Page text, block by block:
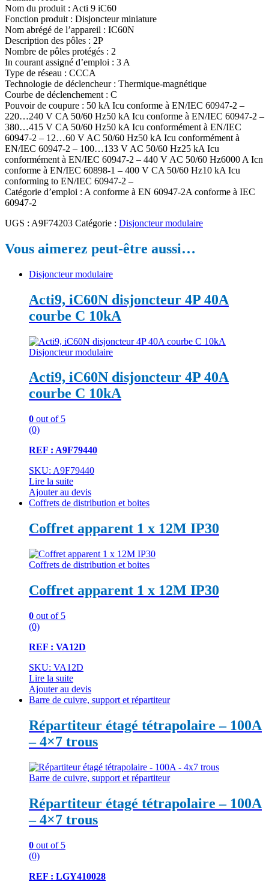
Nom du produit : Acti 9 iC60
Fonction produit : Disjoncteur miniature
Nom abrégé de l’appareil : IC60N
Description des pôles : 2P
Nombre de pôles protégés : 2
In courant assigné d’emploi : 3 A
Type de réseau : CCCA
Technologie de déclencheur : Thermique-magnétique
Courbe de déclenchement : C
Pouvoir de coupure : 50 kA Icu conforme à EN/IEC 60947-2 –
220…240 V CA 50/60 Hz50 kA Icu conforme à EN/IEC 60947-2 –
380…415 V CA 50/60 Hz50 kA Icu conformément à EN/IEC
60947-2 – 12…60 V AC 50/60 Hz50 kA Icu conformément à
EN/IEC 60947-2 – 100…133 V AC 50/60 Hz25 kA Icu
conformément à EN/IEC 60947-2 – 440 V AC 50/60 Hz6000 A Icn
conforme à EN/IEC 60898-1 – 400 V CA 50/60 Hz10 kA Icu
conforming to EN/IEC 60947-2 –
Catégorie d’emploi : A conforme à EN 60947-2A conforme à IEC
60947-2
UGS : A9F74203 Catégorie : Disjoncteur modulaire
Vous aimerez peut-être aussi…
Disjoncteur modulaire
Acti9, iC60N disjoncteur 4P 40A
courbe C 10kA
Disjoncteur modulaire
Acti9, iC60N disjoncteur 4P 40A
courbe C 10kA
0 out of 5
(0)
REF : A9F79440
SKU: A9F79440
Lire la suite
Ajouter au devis
Coffrets de distribution et boites
Coffret apparent 1 x 12M IP30
Coffrets de distribution et boites
Coffret apparent 1 x 12M IP30
0 out of 5
(0)
REF : VA12D
SKU: VA12D
Lire la suite
Ajouter au devis
Barre de cuivre, support et répartiteur
Répartiteur étagé tétrapolaire – 100A
– 4×7 trous
Barre de cuivre, support et répartiteur
Répartiteur étagé tétrapolaire – 100A
– 4×7 trous
0 out of 5
(0)
REF : LGY410028